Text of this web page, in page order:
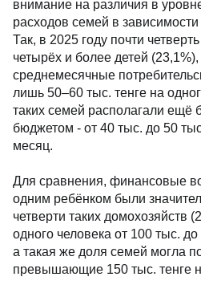
внимание на различия в
расходов семей в зависимости
Так, в 2025 году почти
четырёх и более детей
среднемесячные
лишь 50–60 тыс. тенге на
таких семей располагали ещё
бюджетом - от 40 тыс. до 50
месяц.
Для сравнения, финансовые
одним ребёнком были
четверти таких домохозяйств
одного человека от 100 тыс.
а такая же доля семей могла
превышающие 150 тыс. тенге